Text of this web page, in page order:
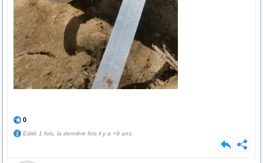
0
Edité 1 fois, la dernière fois il y a +9 ans.